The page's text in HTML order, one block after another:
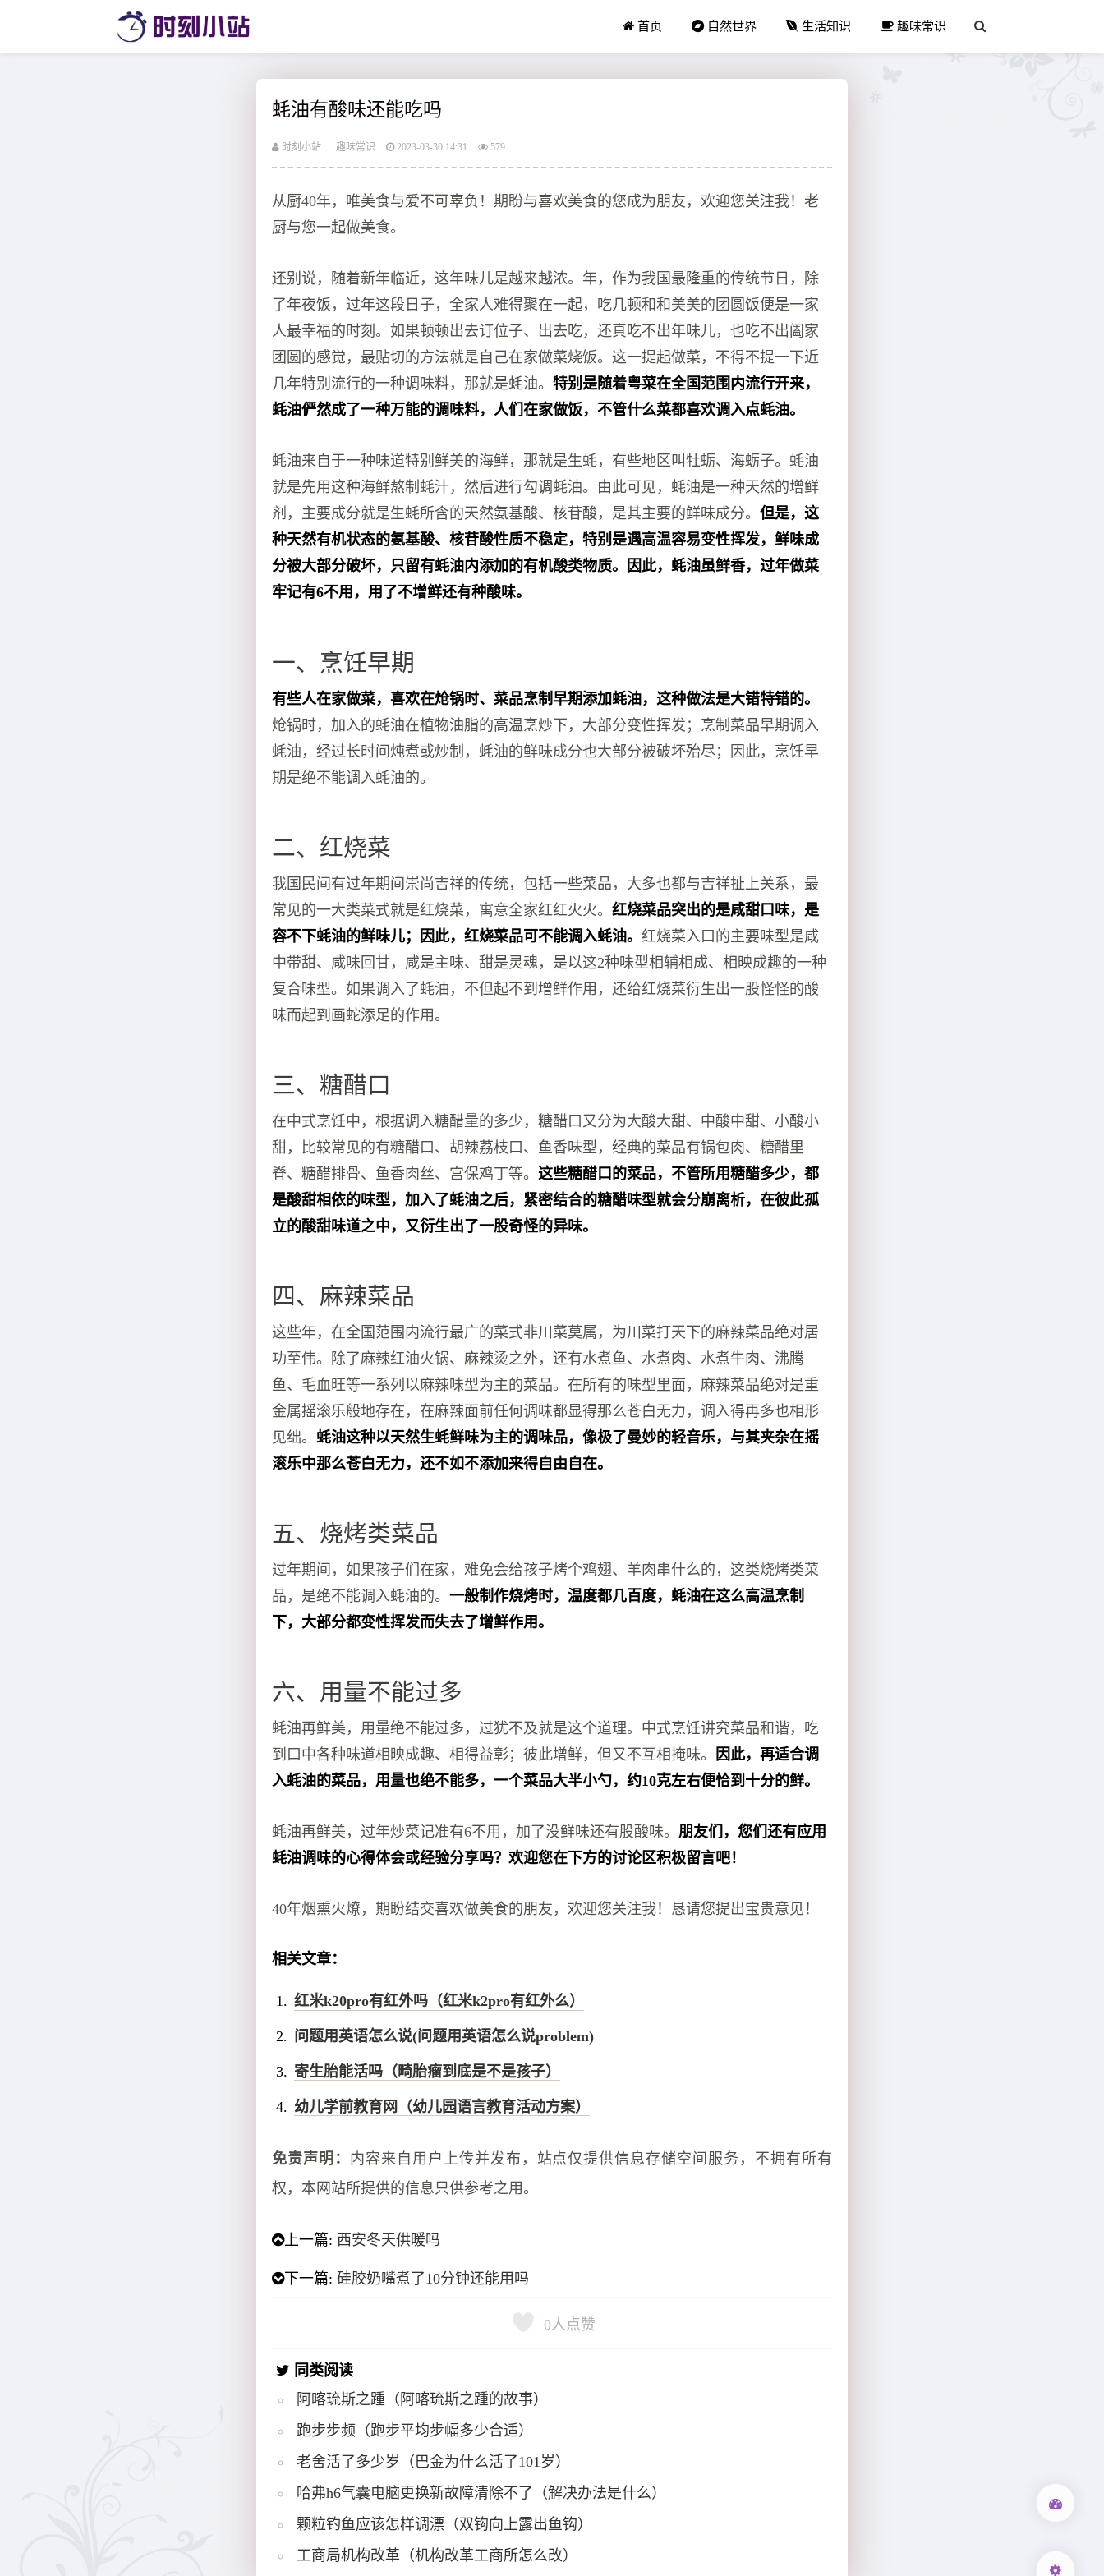
首页 自然世界 生活知识 趣味常识
蚝油有酸味还能吃吗
时刻小站 趣味常识 2023-03-30 14:31 579
从厨40年，唯美食与爱不可辜负！期盼与喜欢美食的您成为朋友，欢迎您关注我！老
厨与您一起做美食。
还别说，随着新年临近，这年味儿是越来越浓。年，作为我国最隆重的传统节日，除
了年夜饭，过年这段日子，全家人难得聚在一起，吃几顿和和美美的团圆饭便是一家
人最幸福的时刻。如果顿顿出去订位子、出去吃，还真吃不出年味儿，也吃不出阖家
团圆的感觉，最贴切的方法就是自己在家做菜烧饭。这一提起做菜，不得不提一下近
几年特别流行的一种调味料，那就是蚝油。特别是随着粤菜在全国范围内流行开来，
蚝油俨然成了一种万能的调味料，人们在家做饭，不管什么菜都喜欢调入点蚝油。
蚝油来自于一种味道特别鲜美的海鲜，那就是生蚝，有些地区叫牡蛎、海蛎子。蚝油
就是先用这种海鲜熬制蚝汁，然后进行勾调蚝油。由此可见，蚝油是一种天然的增鲜
剂，主要成分就是生蚝所含的天然氨基酸、核苷酸，是其主要的鲜味成分。但是，这
种天然有机状态的氨基酸、核苷酸性质不稳定，特别是遇高温容易变性挥发，鲜味成
分被大部分破坏，只留有蚝油内添加的有机酸类物质。因此，蚝油虽鲜香，过年做菜
牢记有6不用，用了不增鲜还有种酸味。
一、烹饪早期
有些人在家做菜，喜欢在炝锅时、菜品烹制早期添加蚝油，这种做法是大错特错的。
炝锅时，加入的蚝油在植物油脂的高温烹炒下，大部分变性挥发；烹制菜品早期调入
蚝油，经过长时间炖煮或炒制，蚝油的鲜味成分也大部分被破坏殆尽；因此，烹饪早
期是绝不能调入蚝油的。
二、红烧菜
我国民间有过年期间崇尚吉祥的传统，包括一些菜品，大多也都与吉祥扯上关系，最
常见的一大类菜式就是红烧菜，寓意全家红红火火。红烧菜品突出的是咸甜口味，是
容不下蚝油的鲜味儿；因此，红烧菜品可不能调入蚝油。红烧菜入口的主要味型是咸
中带甜、咸味回甘，咸是主味、甜是灵魂，是以这2种味型相辅相成、相映成趣的一种
复合味型。如果调入了蚝油，不但起不到增鲜作用，还给红烧菜衍生出一股怪怪的酸
味而起到画蛇添足的作用。
三、糖醋口
在中式烹饪中，根据调入糖醋量的多少，糖醋口又分为大酸大甜、中酸中甜、小酸小
甜，比较常见的有糖醋口、胡辣荔枝口、鱼香味型，经典的菜品有锅包肉、糖醋里
脊、糖醋排骨、鱼香肉丝、宫保鸡丁等。这些糖醋口的菜品，不管所用糖醋多少，都
是酸甜相依的味型，加入了蚝油之后，紧密结合的糖醋味型就会分崩离析，在彼此孤
立的酸甜味道之中，又衍生出了一股奇怪的异味。
四、麻辣菜品
这些年，在全国范围内流行最广的菜式非川菜莫属，为川菜打天下的麻辣菜品绝对居
功至伟。除了麻辣红油火锅、麻辣烫之外，还有水煮鱼、水煮肉、水煮牛肉、沸腾
鱼、毛血旺等一系列以麻辣味型为主的菜品。在所有的味型里面，麻辣菜品绝对是重
金属摇滚乐般地存在，在麻辣面前任何调味都显得那么苍白无力，调入得再多也相形
见绌。蚝油这种以天然生蚝鲜味为主的调味品，像极了曼妙的轻音乐，与其夹杂在摇
滚乐中那么苍白无力，还不如不添加来得自由自在。
五、烧烤类菜品
过年期间，如果孩子们在家，难免会给孩子烤个鸡翅、羊肉串什么的，这类烧烤类菜
品，是绝不能调入蚝油的。一般制作烧烤时，温度都几百度，蚝油在这么高温烹制
下，大部分都变性挥发而失去了增鲜作用。
六、用量不能过多
蚝油再鲜美，用量绝不能过多，过犹不及就是这个道理。中式烹饪讲究菜品和谐，吃
到口中各种味道相映成趣、相得益彰；彼此增鲜，但又不互相掩味。
因此，再适合调
入蚝油的菜品，用量也绝不能多，一个菜品大半小勺，约10克左右便恰到十分的鲜。
蚝油再鲜美，过年炒菜记准有6不用，加了没鲜味还有股酸味。 朋友们，您们还有应用
蚝油调味的心得体会或经验分享吗？欢迎您在下方的讨论区积极留言吧！
40年烟熏火燎，期盼结交喜欢做美食的朋友，欢迎您关注我！恳请您提出宝贵意见！
相关文章：
红米k20pro有红外吗（红米k2pro有红外么）
问题用英语怎么说(问题用英语怎么说problem)
寄生胎能活吗（畸胎瘤到底是不是孩子）
幼儿学前教育网（幼儿园语言教育活动方案）
免责声明： 内容来自用户上传并发布，站点仅提供信息存储空间服务，不拥有所有
权，本网站所提供的信息只供参考之用。
上一篇: 西安冬天供暖吗
下一篇:硅胶奶嘴煮了10分钟还能用吗
0 人点赞
同类阅读
阿喀琉斯之踵（阿喀琉斯之踵的故事）
跑步步频（跑步平均步幅多少合适）
老舍活了多少岁（巴金为什么活了101岁）
哈弗h6气囊电脑更换新故障清除不了（解决办法是什么）
颗粒钓鱼应该怎样调漂（双钩向上露出鱼钩）
工商局机构改革（机构改革工商所怎么改）